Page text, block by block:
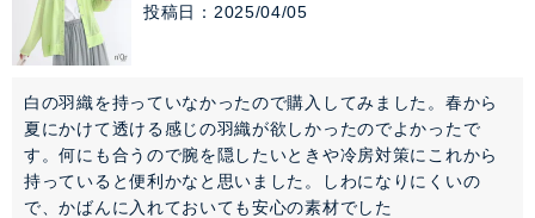
投稿日 2025/04/05
白の羽織を持っていなかったので購入してみました。春から
夏にかけて透ける感じの羽織が欲しかったのでよかったで
す。何にも合うので腕を隠したいときや冷房対策にこれから
持っていると便利かなと思いました。しわになりにくいの
で、かばんに入れておいても安心の素材でした